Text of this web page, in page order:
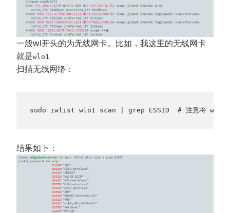
一般wl开头的为无线网卡。比如，我这里的无线网卡
就是wlo1
扫描无线网络：
sudo iwlist wlo1 scan | grep ESSID  # 注意将 wlan0 换
结果如下：